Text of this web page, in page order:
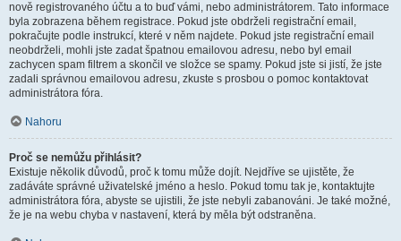
nově registrovaného účtu a to buď vámi, nebo administrátorem. Tato informace
byla zobrazena během registrace. Pokud jste obdrželi registrační email,
pokračujte podle instrukcí, které v něm najdete. Pokud jste registrační email
neobdrželi, mohli jste zadat špatnou emailovou adresu, nebo byl email
zachycen spam filtrem a skončil ve složce se spamy. Pokud jste si jistí, že jste
zadali správnou emailovou adresu, zkuste s prosbou o pomoc kontaktovat
administrátora fóra.
Nahoru
Proč se nemůžu přihlásit?
Existuje několik důvodů, proč k tomu může dojít. Nejdříve se ujistěte, že
zadáváte správné uživatelské jméno a heslo. Pokud tomu tak je, kontaktujte
administrátora fóra, abyste se ujistili, že jste nebyli zabanováni. Je také možné,
že je na webu chyba v nastavení, která by měla být odstraněna.